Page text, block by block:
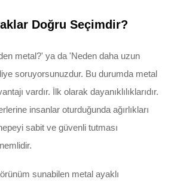
Doğru Seçimdir?
metal?' ya da 'Neden daha uzun
soruyorsunuzdur. Bu durumda metal
vardır. İlk olarak dayanıklılıklarıdır.
insanlar oturduğunda ağırlıkları
sabit ve güvenli tutması
sunabilen metal ayaklı